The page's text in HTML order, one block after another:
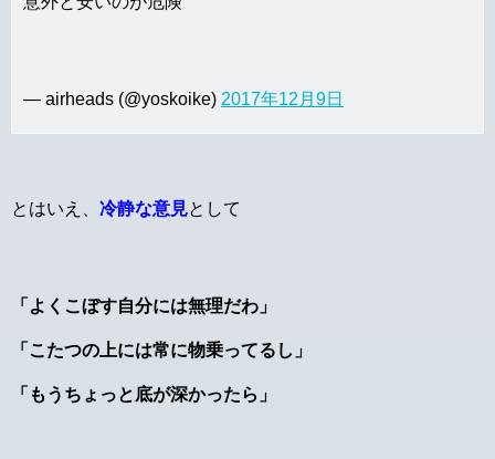
— airheads (@yoskoike) 2017年12月9日
とはいえ、 冷静な意見として
「よくこぼす自分には無理だわ」
「こたつの上には常に物乗ってるし」
「もうちょっと底が深かったら」